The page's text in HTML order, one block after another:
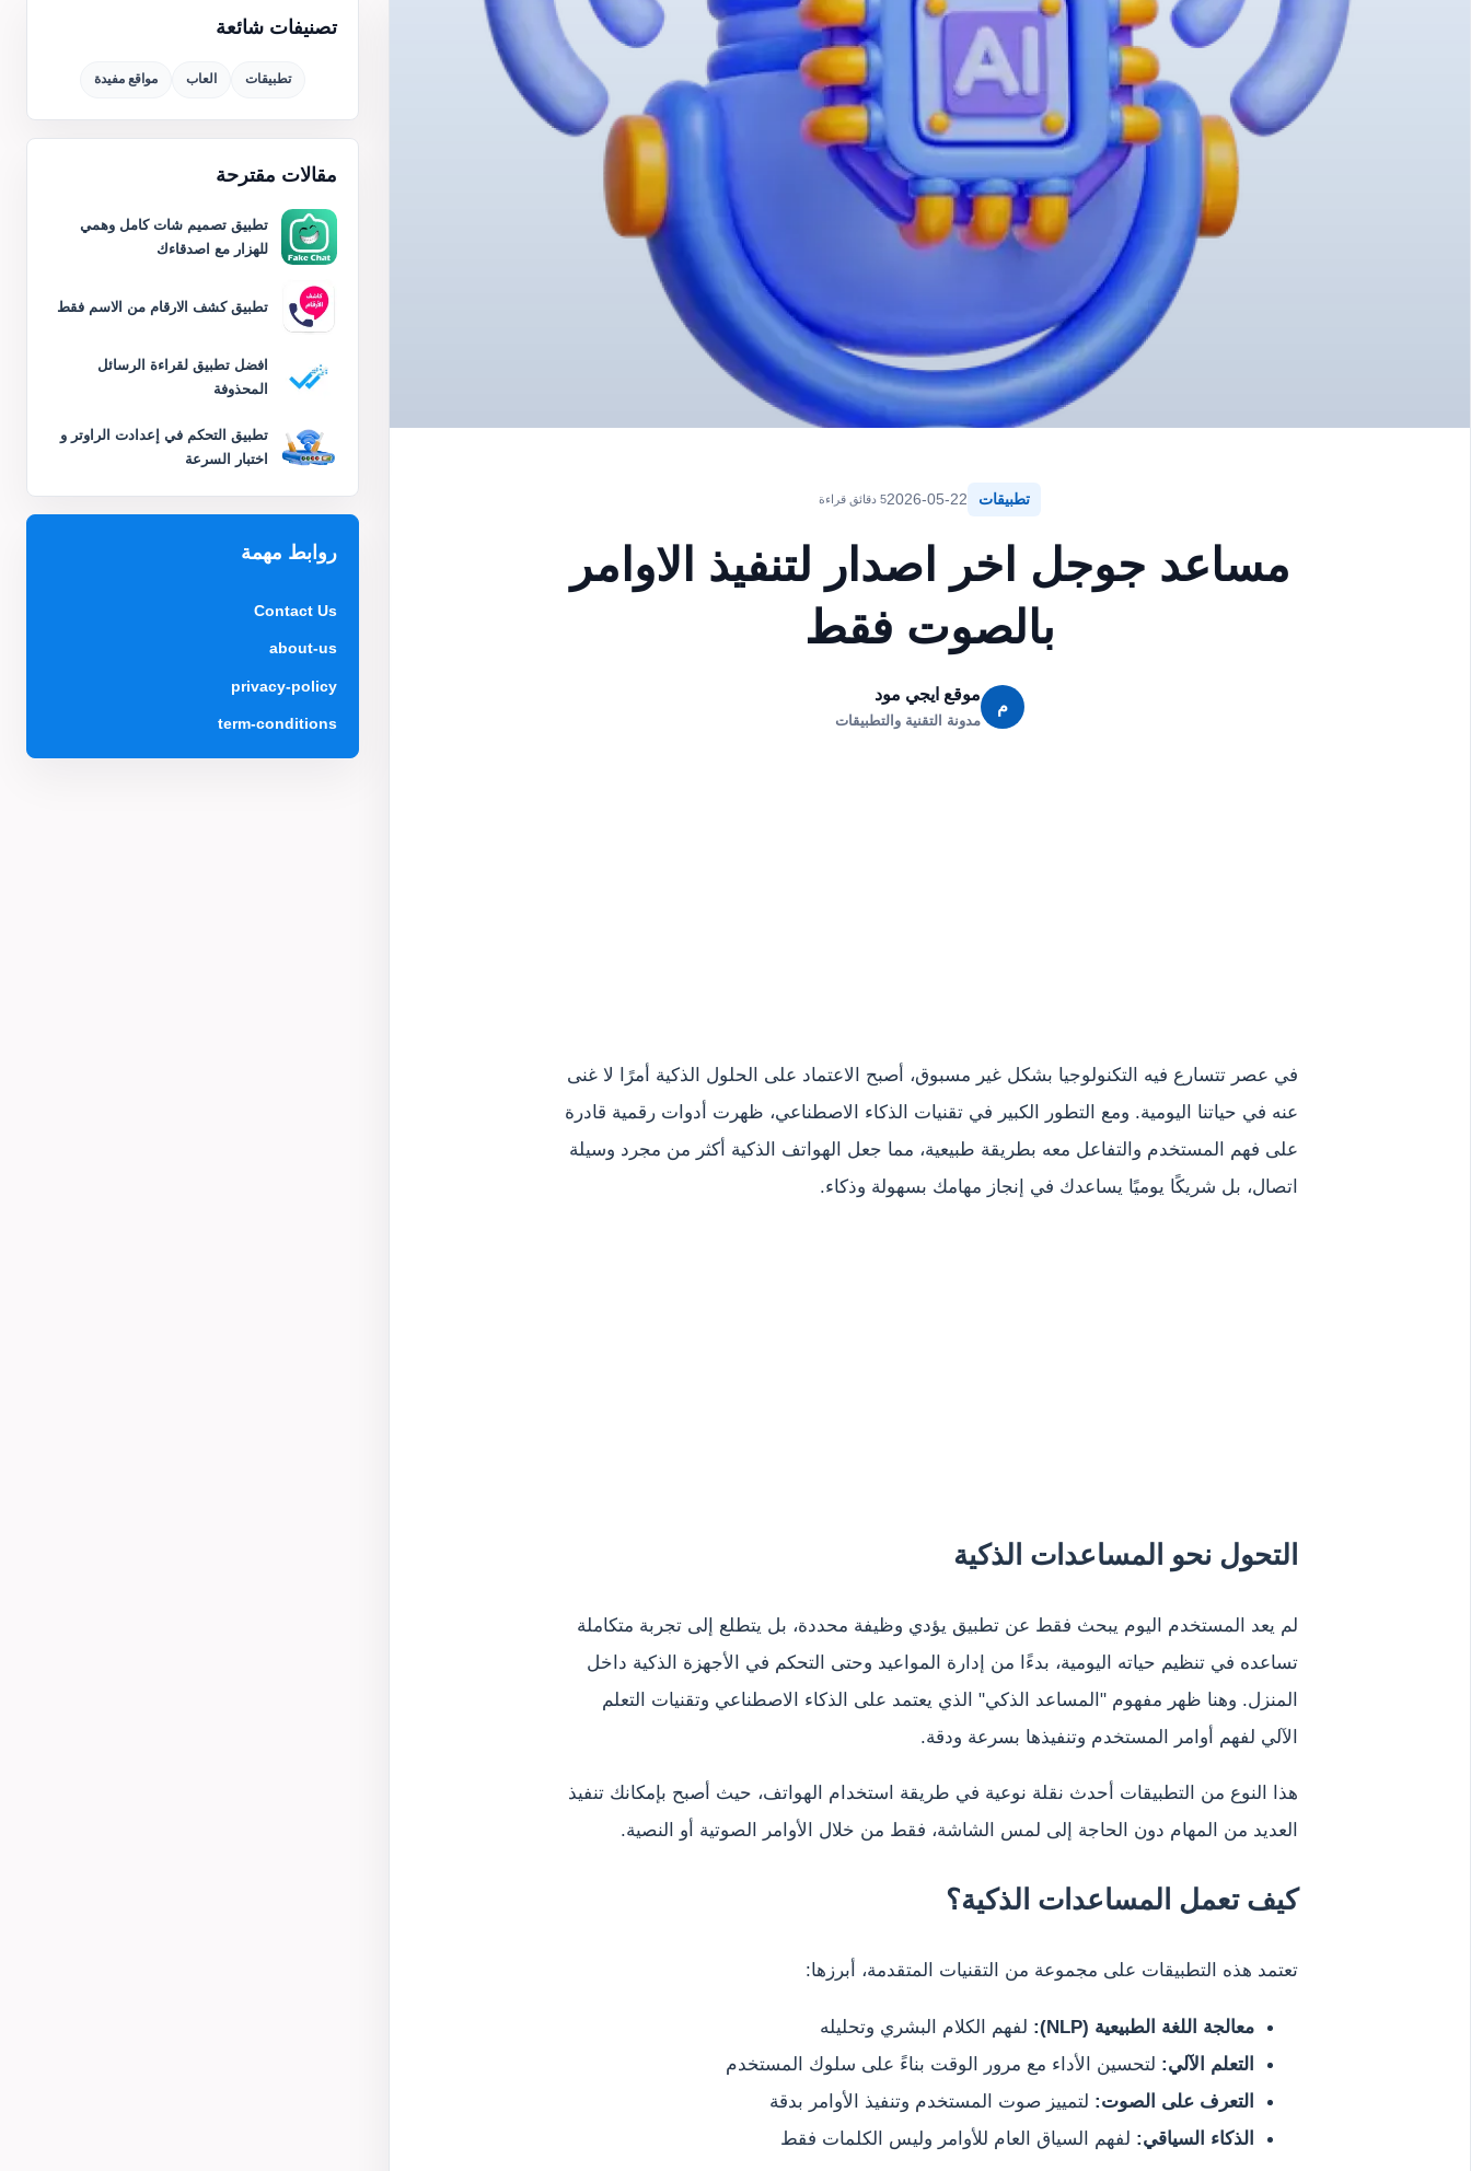
تصنيفات شائعة
تطبيقات العاب مواقع مفيدة
مقالات مقترحة
تطبيق تصميم شات كامل وهمي
للهزار مع اصدقاءك
تطبيق كشف الارقام من الاسم فقط
افضل تطبيق لقراءة الرسائل
المحذوفة
تطبيق التحكم في إعدادت الراوتر و
اختبار السرعة
روابط مهمة
Contact Us
about-us
privacy-policy
term-conditions
تطبيقات 2026-05-225 دقائق قراءة
مساعد جوجل اخر اصدار لتنفيذ الاوامر
بالصوت فقط
م
موقع ايجي مود
مدونة التقنية والتطبيقات
في عصر تتسارع فيه التكنولوجيا بشكل غير مسبوق، أصبح الاعتماد على الحلول الذكية أمرًا لا غنى
عنه في حياتنا اليومية. ومع التطور الكبير في تقنيات الذكاء الاصطناعي، ظهرت أدوات رقمية قادرة
على فهم المستخدم والتفاعل معه بطريقة طبيعية، مما جعل الهواتف الذكية أكثر من مجرد وسيلة
اتصال، بل شريكًا يوميًا يساعدك في إنجاز مهامك بسهولة وذكاء.
التحول نحو المساعدات الذكية
لم يعد المستخدم اليوم يبحث فقط عن تطبيق يؤدي وظيفة محددة، بل يتطلع إلى تجربة متكاملة
تساعده في تنظيم حياته اليومية، بدءًا من إدارة المواعيد وحتى التحكم في الأجهزة الذكية داخل
المنزل. وهنا ظهر مفهوم "المساعد الذكي" الذي يعتمد على الذكاء الاصطناعي وتقنيات التعلم
الآلي لفهم أوامر المستخدم وتنفيذها بسرعة ودقة.
هذا النوع من التطبيقات أحدث نقلة نوعية في طريقة استخدام الهواتف، حيث أصبح بإمكانك تنفيذ
العديد من المهام دون الحاجة إلى لمس الشاشة، فقط من خلال الأوامر الصوتية أو النصية.
كيف تعمل المساعدات الذكية؟
تعتمد هذه التطبيقات على مجموعة من التقنيات المتقدمة، أبرزها:
معالجة اللغة الطبيعية (NLP):
لفهم الكلام البشري وتحليله
التعلم الآلي: لتحسين الأداء مع مرور الوقت بناءً على سلوك المستخدم
التعرف على الصوت: لتمييز صوت المستخدم وتنفيذ الأوامر بدقة
الذكاء السياقي: لفهم السياق العام للأوامر وليس الكلمات فقط